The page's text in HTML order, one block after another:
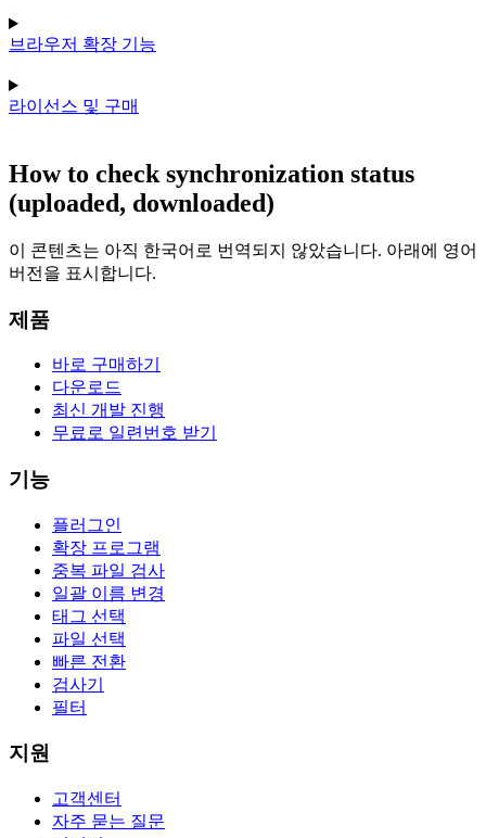
브라우저 확장 기능
라이선스 및 구매
How to check synchronization status
(uploaded, downloaded)
이 콘텐츠는 아직 한국어로 번역되지 않았습니다. 아래에 영어
버전을 표시합니다.
제품
바로 구매하기
다운로드
최신 개발 진행
무료로 일련번호 받기
기능
플러그인
확장 프로그램
중복 파일 검사
일괄 이름 변경
태그 선택
파일 선택
빠른 전환
검사기
필터
지원
고객센터
자주 묻는 질문